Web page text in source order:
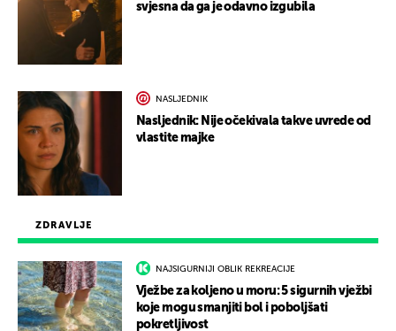
ZDRAVLJE
NAJSIGURNIJI OBLIK REKREACIJE
Vježbe za koljeno u moru: 5 sigurnih vježbi
koje mogu smanjiti bol i poboljšati
pokretljivost
svjesna da ga je odavno izgubila
NASLJEDNIK
Nasljednik: Nije očekivala takve uvrede od
vlastite majke